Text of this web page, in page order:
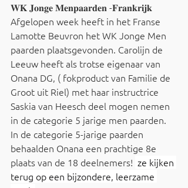
𝐖𝐊 𝐉𝐨𝐧𝐠𝐞 𝐌𝐞𝐧𝐩𝐚𝐚𝐫𝐝𝐞𝐧 -𝐅𝐫𝐚𝐧𝐤𝐫𝐢𝐣𝐤
Afgelopen week heeft in het Franse
Lamotte Beuvron het WK Jonge Men
paarden plaatsgevonden. Carolijn de
Leeuw heeft als trotse eigenaar van
Onana DG, ( fokproduct van Familie de
Groot uit Riel) met haar instructrice
Saskia van Heesch deel mogen nemen
in de categorie 5 jarige men paarden.
In de categorie 5-jarige paarden
behaalden Onana een prachtige 8e
plaats van de 18 deelnemers! ze kijken
terug op een bijzondere, leerzame